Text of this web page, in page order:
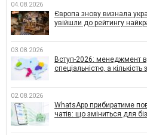
04.08.2026
Європа знову визнала
увійшли до рейтингу
03.08.2026
Вступ-2026: менеджмент
спеціальністю, а
02.08.2026
WhatsApp прибиратиме
чатів: що зміниться для